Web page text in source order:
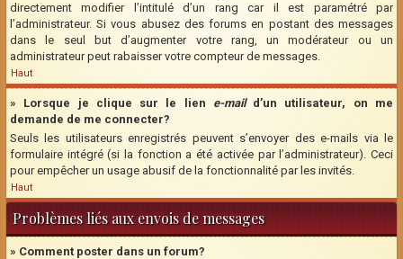
directement modifier l’intitulé d’un rang car il est paramétré par
l’administrateur. Si vous abusez des forums en postant des messages
dans le seul but d’augmenter votre rang, un modérateur ou un
administrateur peut rabaisser votre compteur de messages.
Haut
» Lorsque je clique sur le lien e-maild’un utilisateur, on me
demande de me connecter?
Seuls les utilisateurs enregistrés peuvent s’envoyer des e-mails via le
formulaire intégré (si la fonction a été activée par l’administrateur). Ceci
pour empêcher un usage abusif de la fonctionnalité par les invités.
Haut
Problèmes liés aux envois de messages
» Comment poster dans un forum?